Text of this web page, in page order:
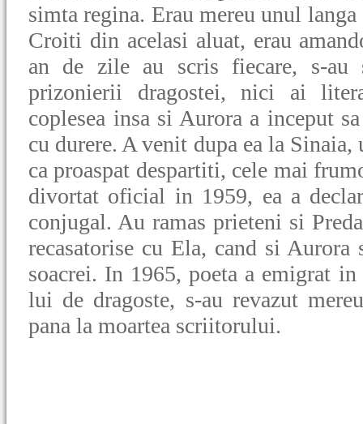
simta regina. Erau mereu unul
Croiti din acelasi aluat, erau
an de zile au scris fiecare, s-
prizonierii dragostei, nici ai
coplesea insa si Aurora a inceput
cu durere. A venit dupa ea la Sinaia,
ca proaspat despartiti, cele mai
divortat oficial in 1959, ea a
conjugal. Au ramas prieteni si
recasatorise cu Ela, cand si
soacrei. In 1965, poeta a emigrat
lui de dragoste, s-au revazut
pana la moartea scriitorului.